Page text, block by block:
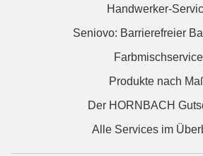
Handwerker-
Seniovo: Barrierefreier
Farbmischservice
Produkte nach
Der HORNBACH
Alle Services im